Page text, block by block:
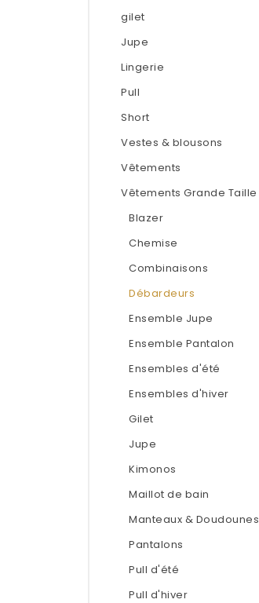
gilet
Jupe
Lingerie
Pull
Short
Vestes & blousons
Vêtements
Vêtements Grande Taille
Blazer
Chemise
Combinaisons
Débardeurs
Ensemble Jupe
Ensemble Pantalon
Ensembles d'été
Ensembles d'hiver
Gilet
Jupe
Kimonos
Maillot de bain
Manteaux & Doudounes
Pantalons
Pull d'été
Pull d'hiver